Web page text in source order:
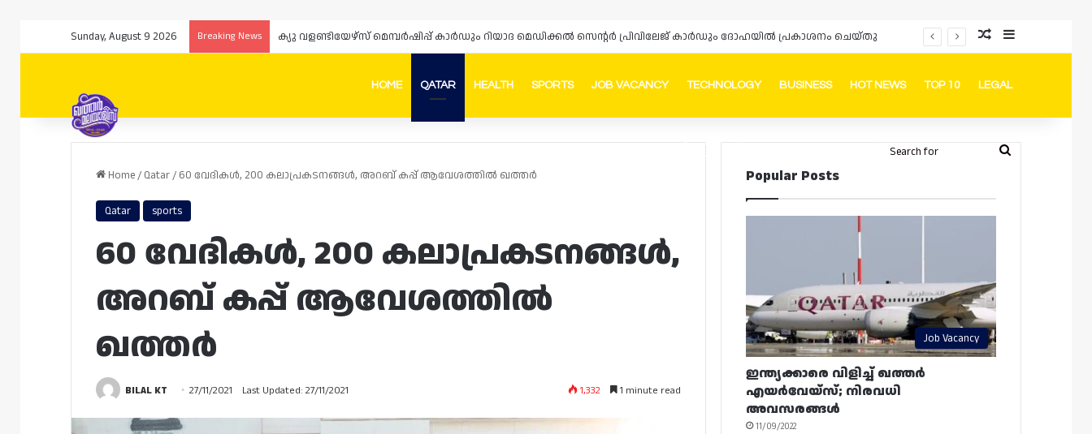
Sunday, August 9 2026 Breaking News Random Article
Sidebar
HOME QATAR HEALTH SPORTS JOB VACANCY TECHNOLOGY BUSINESS HOT NEWS TOP 10 LEGAL
FacebookInstagram
Telegram
Whatsapp Random Article
Switch skin
Search
Home/ Qatar/ 60 വേദികൾ, 200 കലാപ്രകടനങ്ങൾ, അറബ് കപ്പ് ആവേശത്തിൽ ഖത്തർ
Qatar sports
60 വേദികൾ, 200 കലാപ്രകടനങ്ങൾ,
അറബ് കപ്പ് ആവേശത്തിൽ
ഖത്തർ
BILAL KT 27/11/2021 Last Updated: 27/11/2021 1,332 1 minute read
Popular Posts
Job Vacancy
ഇന്ത്യക്കാരെ വിളിച്ച് ഖത്തർ
എയർവേയ്‌സ്; നിരവധി
അവസരങ്ങൾ
11/09/2022